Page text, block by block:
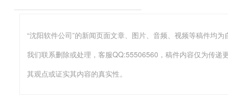
我们联系删除或处理，客服QQ:55506560，稿件内容仅为传递
其观点或证实其内容的真实性。